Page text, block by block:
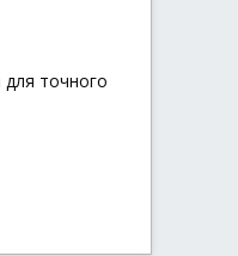
точного